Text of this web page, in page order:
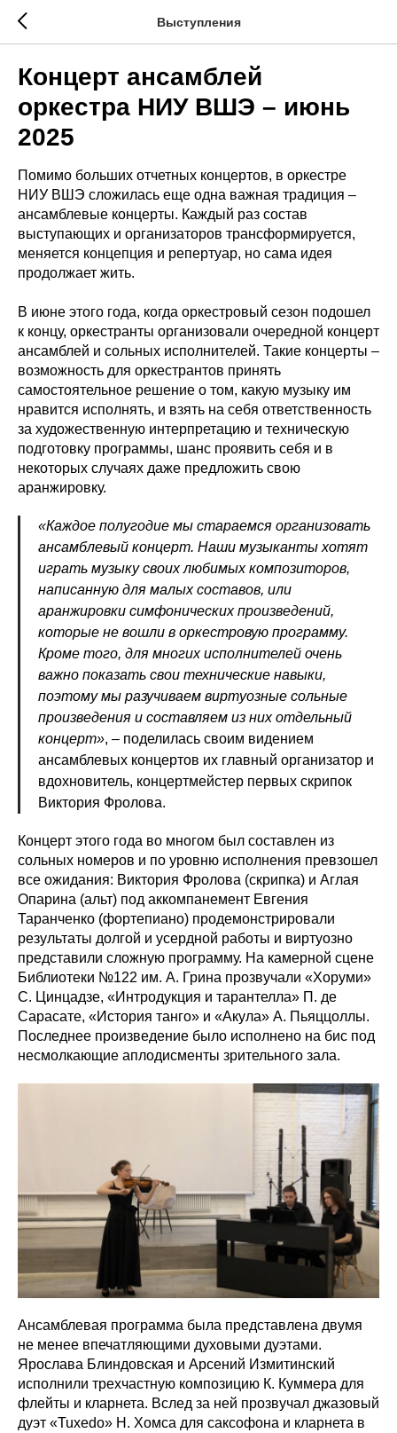
Выступления
Концерт ансамблей
оркестра НИУ ВШЭ – июнь
2025
Помимо больших отчетных концертов, в оркестре
НИУ ВШЭ сложилась еще одна важная традиция –
ансамблевые концерты. Каждый раз состав
выступающих и организаторов трансформируется,
меняется концепция и репертуар, но сама идея
продолжает жить.
В июне этого года, когда оркестровый сезон подошел
к концу, оркестранты организовали очередной концерт
ансамблей и сольных исполнителей. Такие концерты –
возможность для оркестрантов принять
самостоятельное решение о том, какую музыку им
нравится исполнять, и взять на себя ответственность
за художественную интерпретацию и техническую
подготовку программы, шанс проявить себя и в
некоторых случаях даже предложить свою
аранжировку.
«Каждое полугодие мы стараемся организовать
ансамблевый концерт. Наши музыканты хотят
играть музыку своих любимых композиторов,
написанную для малых составов, или
аранжировки симфонических произведений,
которые не вошли в оркестровую программу.
Кроме того, для многих исполнителей очень
важно показать свои технические навыки,
поэтому мы разучиваем виртуозные сольные
произведения и составляем из них отдельный
концерт», – поделилась своим видением
ансамблевых концертов их главный организатор и
вдохновитель, концертмейстер первых скрипок
Виктория Фролова.
Концерт этого года во многом был составлен из
сольных номеров и по уровню исполнения превзошел
все ожидания: Виктория Фролова (скрипка) и Аглая
Опарина (альт) под аккомпанемент Евгения
Таранченко (фортепиано) продемонстрировали
результаты долгой и усердной работы и виртуозно
представили сложную программу. На камерной сцене
Библиотеки №122 им. А. Грина прозвучали «Хоруми»
С. Цинцадзе, «Интродукция и тарантелла» П. де
Сарасате, «История танго» и «Акула» А. Пьяццоллы.
Последнее произведение было исполнено на бис под
несмолкающие аплодисменты зрительного зала.
Ансамблевая программа была представлена двумя
не менее впечатляющими духовыми дуэтами.
Ярослава Блиндовская и Арсений Измитинский
исполнили трехчастную композицию К. Куммера для
флейты и кларнета. Вслед за ней прозвучал джазовый
дуэт «Tuxedo» Н. Хомса для саксофона и кларнета в